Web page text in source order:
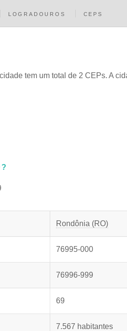
LOGRADOUROS CEPS
tem um total de 2 CEPs. A
Rondônia (RO)
76995-000
76996-999
69
7.567 habitantes